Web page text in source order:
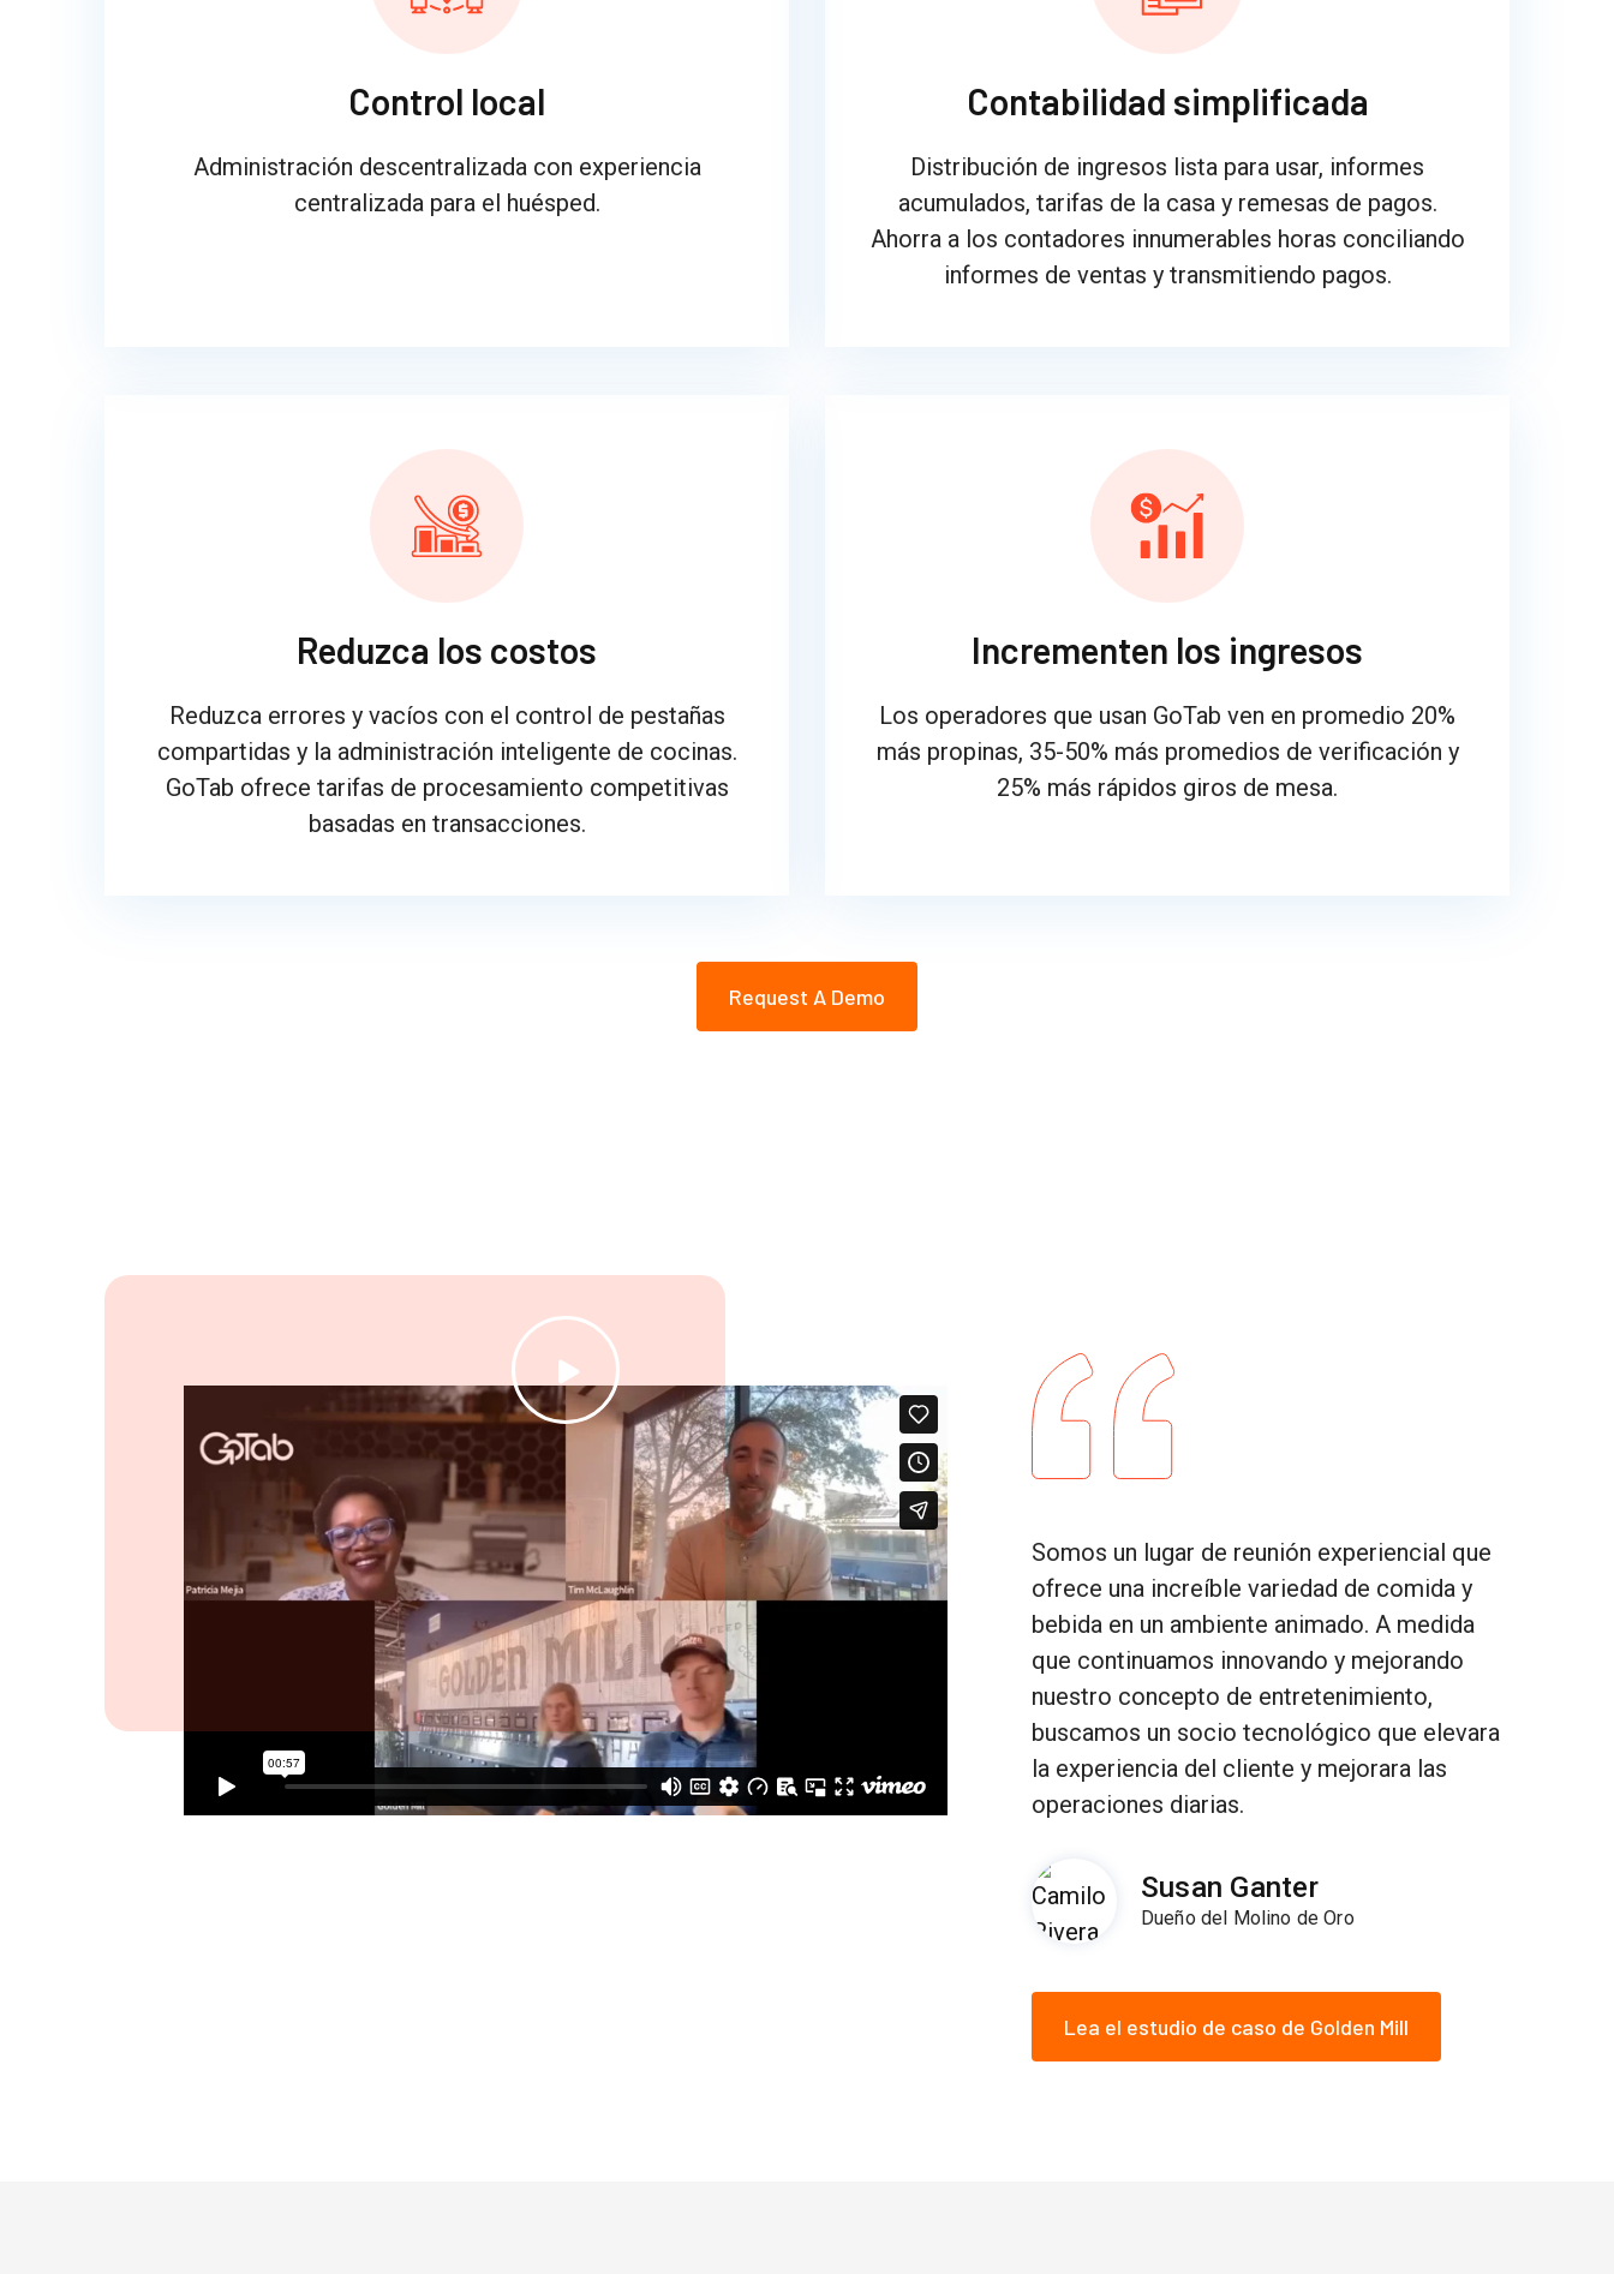
Control local
Administración descentralizada con experiencia
centralizada para el huésped.
Contabilidad simplificada
Distribución de ingresos lista para usar, informes
acumulados, tarifas de la casa y remesas de pagos.
Ahorra a los contadores innumerables horas conciliando
informes de ventas y transmitiendo pagos.
Reduzca los costos
Reduzca errores y vacíos con el control de pestañas
compartidas y la administración inteligente de cocinas.
GoTab ofrece tarifas de procesamiento competitivas
basadas en transacciones.
Incrementen los ingresos
Los operadores que usan GoTab ven en promedio 20%
más propinas, 35-50% más promedios de verificación y
25% más rápidos giros de mesa.
Request A Demo

Somos un lugar de reunión experiencial que
ofrece una increíble variedad de comida y
bebida en un ambiente animado. A medida
que continuamos innovando y mejorando
nuestro concepto de entretenimiento,
buscamos un socio tecnológico que elevara
la experiencia del cliente y mejorara las
operaciones diarias.
Susan Ganter
Dueño del Molino de Oro
Lea el estudio de caso de Golden Mill